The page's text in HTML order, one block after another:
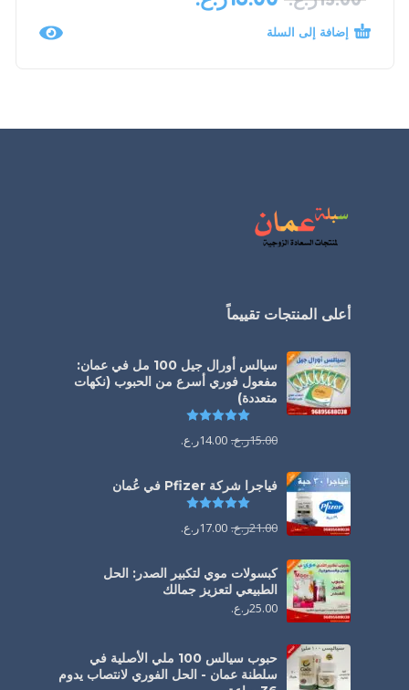
إضافة إلى السلة
أعلى المنتجات تقييماً
سيالس أورال جيل 100 مل في عمان:
مفعول فوري أسرع من الحبوب (نكهات
متعددة)
15.00ر.ع. 14.00ر.ع.
فياجرا شركة Pfizer في عُمان
21.00ر.ع. 17.00ر.ع.
كبسولات موي لتكبير الصدر: الحل
الطبيعي لتعزيز جمالك
25.00ر.ع.
حبوب سيالس 100 ملي الأصلية في
سلطنة عمان - الحل الفوري لانتصاب يدوم